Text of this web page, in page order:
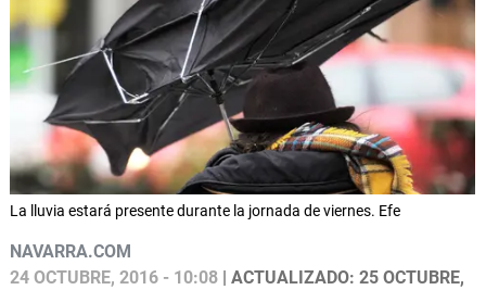
La lluvia estará presente durante la jornada de viernes. Efe
NAVARRA.COM
24 OCTUBRE, 2016 - 10:08 | ACTUALIZADO: 25 OCTUBRE,